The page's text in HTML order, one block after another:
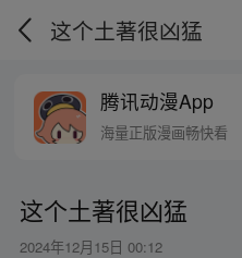
这个土著很凶猛
腾讯动漫App
海量正版漫画畅快看
这个土著很凶猛
2024年12月15日 00:12